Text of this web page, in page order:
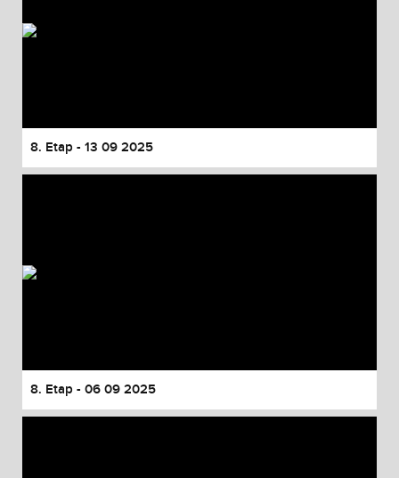
8. Etap - 13 09 2025
8. Etap - 06 09 2025